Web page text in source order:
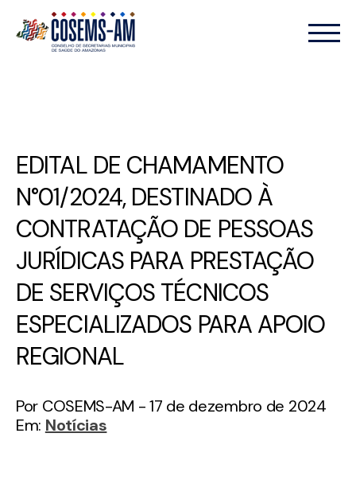
EDITAL DE CHAMAMENTO
N°01/2024, DESTINADO À
CONTRATAÇÃO DE PESSOAS
JURÍDICAS PARA PRESTAÇÃO
DE SERVIÇOS TÉCNICOS
ESPECIALIZADOS PARA APOIO
REGIONAL
Por COSEMS-AM - 17 de dezembro de 2024
Em: Notícias